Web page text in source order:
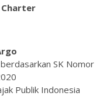
Charter
SK Nomor
Publik Indonesia